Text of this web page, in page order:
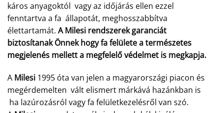
káros anyagoktól vagy az időjárás ellen ezzel
fenntartva a fa állapotát, meghosszabbítva
élettartamát. A Milesi rendszerek garanciát
biztosítanak Önnek hogy fa felülete a természetes
megjelenés mellett a megfelelő védelmet is megkapja.
A Milesi 1995 óta van jelen a magyarországi piacon és
megérdemelten vált elismert márkává hazánkban is
ha lazúrozásról vagy fa felületkezelésről van szó.